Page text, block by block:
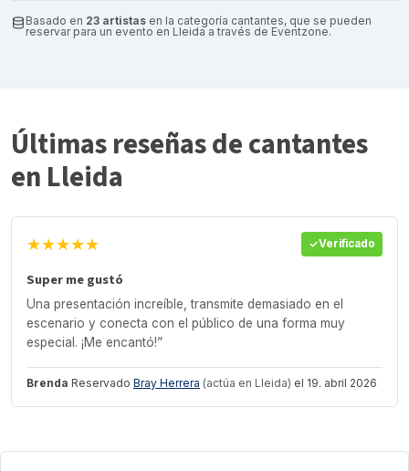
Basado en 23 artistas en la categoría cantantes, que se pueden
reservar para un evento en Lleida a través de Eventzone.
Últimas reseñas de cantantes
en Lleida
★★★★★ Verificado
Super me gustó
Una presentación increíble, transmite demasiado en el
escenario y conecta con el público de una forma muy
especial. ¡Me encantó!”
Brenda Reservado Bray Herrera (actúa en Lleida) el 19. abril 2026